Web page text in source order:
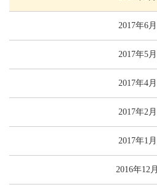
2017年6月
2017年5月
2017年4月
2017年2月
2017年1月
2016年12月